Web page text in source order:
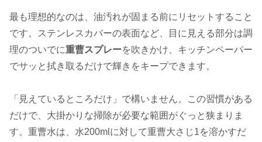
最も理想的なのは、油汚れが固まる前にリセットすること
です。ステンレスカバーの表面など、目に見える部分は調
理のついでに重曹スプレーを吹きかけ、キッチンペーパー
でサッと拭き取るだけで輝きをキープできます。
「見えているところだけ」で構いません。この習慣がある
だけで、大掛かりな掃除が必要な範囲がぐっと狭まりま
す。重曹水は、水200mlに対して重曹大さじ1を溶かすだ